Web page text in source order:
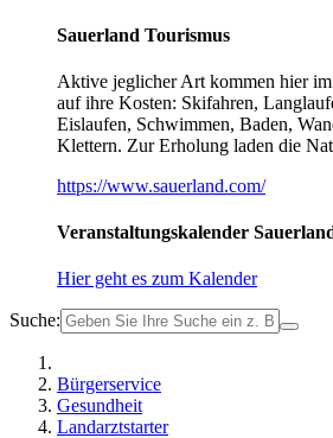
Sauerland Tourismus
Aktive jeglicher Art kommen hier
auf ihre Kosten: Skifahren,
Eislaufen, Schwimmen, Baden,
Klettern. Zur Erholung laden die
https://www.sauerland.com/
Veranstaltungskalender
Hier geht es zum Kalender
Suche:
Bürgerservice
Gesundheit
Landarztstarter